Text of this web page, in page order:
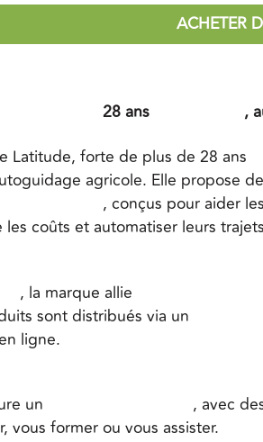
ACHETER
28 ans
,
Latitude, forte de plus de 28 ans
agricole. Elle propose
, conçus pour aider les
coûts et automatiser leurs
, la marque allie
sont distribués via un
ligne.
un
, avec
vous former ou vous assister.